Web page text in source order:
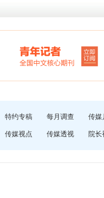
特约专稿 每月调查 传媒
传媒视点 传媒透视 院长